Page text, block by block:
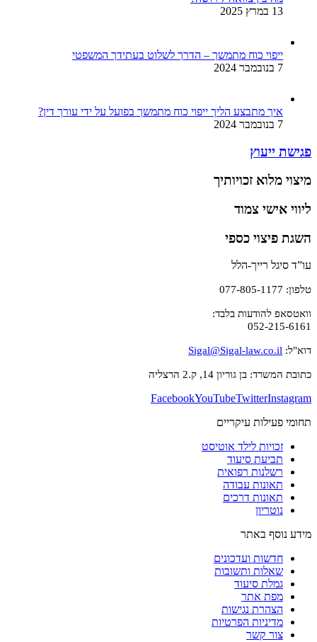
13 במרץ 2025
ייפוי כוח מתמשך – הדרך לשלוט בעתידך המשפטי
7 בנובמבר 2024
איך מתבצע הליך ייפוי כוח מתמשך בפועל על ידי עורך דין?
7 בנובמבר 2024
פגישת ייעוץ
מיצוי מלוא זכויותיך
ליווי אישי צמוד
השגת פיצוי כספי
עו”ד סיגל רייך-הלל
טלפון: 077-805-1177
וואטסאפ להודעות בלבד:
052-215-6161
דוא"ל: Sigal@Sigal-law.co.il
כתובת המשרד: בן גוריון 14, ק.2 הרצליה
FacebookYouTubeTwitterInstagram
תחומי פעילות עיקריים
זכויות לילד אוטיסט
תביעת סיעוד
רשלנות רפואית
תאונות עבודה
תאונות דרכים
נוטריון
מידע נוסף באתר
חדשות ועדכונים
שאלות ותשובות
גמלת סיעוד
מפת אתר
הצהרת נגישות
מדיניות הפרטיות
צור קשר